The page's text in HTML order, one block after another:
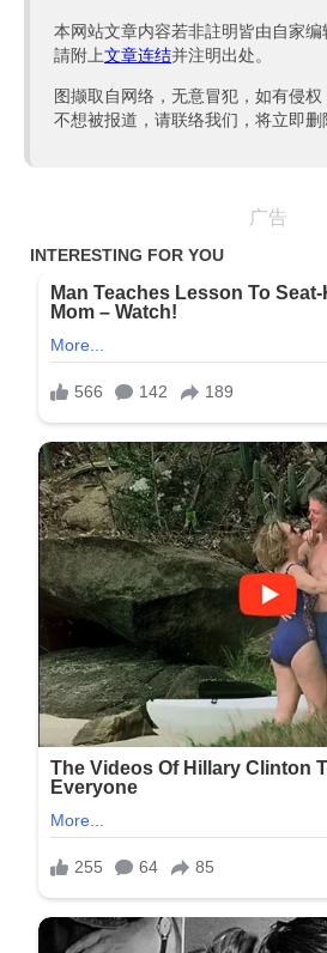
本网站文章内容若非註明皆由自家编
請附上文章连结并注明出处。
图撷取自网络，无意冒犯，如有侵
不想被报道，请联络我们，将立即删
广告